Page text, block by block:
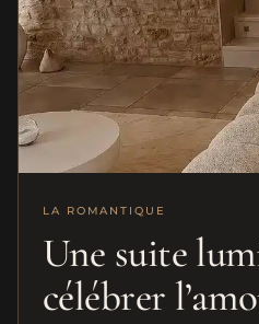
LA ROMANTIQUE
Une suite
célébrer